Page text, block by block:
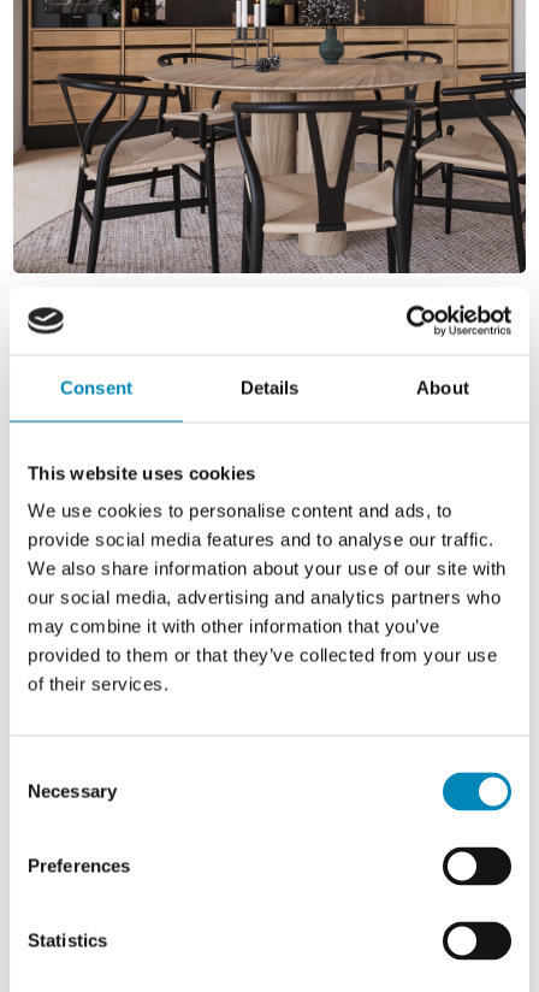
Consent Details About
This website uses cookies
We use cookies to personalise content and ads, to
provide social media features and to analyse our traffic.
We also share information about your use of our site with
our social media, advertising and analytics partners who
may combine it with other information that you’ve
provided to them or that they’ve collected from your use
of their services.
Selection
Necessary
Preferences
Statistics
Samlet vægt:
kg
Højde
195,2 cm / 1952 mm
60 cm / 600 mm
Type